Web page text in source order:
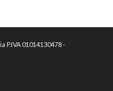
01014130478 -